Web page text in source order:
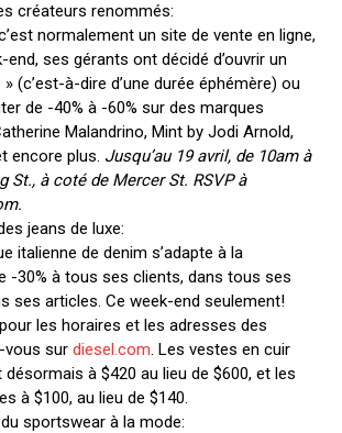
créateurs renommés:
normalement un site de vente en ligne,
ses gérants ont décidé d’ouvrir un
(c’est-à-dire d’une durée éphémère) ou
de -40% à -60% sur des marques
Malandrino, Mint by Jodi Arnold,
encore plus. Jusqu’au 19 avril, de 10am à
St., à coté de Mercer St. RSVP à
.
jeans de luxe:
italienne de denim s’adapte à la
-30% à tous ses clients, dans tous ses
ses articles. Ce week-end seulement!
les horaires et les adresses des
vous sur diesel.com. Les vestes en cuir
à $420 au lieu de $600, et les
à $100, au lieu de $140.
sportswear à la mode: